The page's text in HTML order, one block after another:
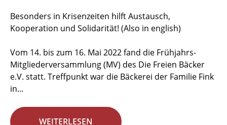
Besonders in Krisenzeiten hilft Austausch,
Kooperation und Solidarität! (Also in english)
Vom 14. bis zum 16. Mai 2022 fand die Frühjahrs-
Mitgliederversammlung (MV) des Die Freien Bäcker
e.V. statt. Treffpunkt war die Bäckerei der Familie Fink
in...
WEITERLESEN